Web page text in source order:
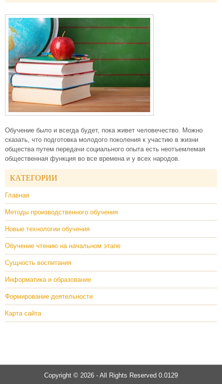
Обучение было и всегда будет, пока живет человечество. Можно
сказать, что подготовка молодого поколения к участию в жизни
общества путем передачи социального опыта есть неотъемлемая
общественная функция во все времена и у всех народов.
КАТЕГОРИИ
Главная
Методы производственного обучения
Новые технологии обучения
Обучение чтению на начальном этапе
Сущность воспитания
Информатика и образование
Формирование деятельности
Карта сайта
Copyright © 2026 - All Rights Reserved 0.0129